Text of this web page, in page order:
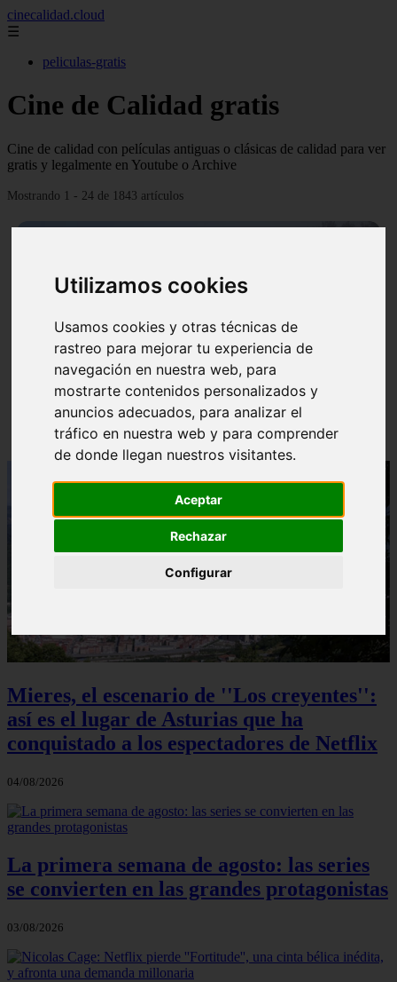
Utilizamos cookies
Usamos cookies y otras técnicas de
rastreo para mejorar tu experiencia de
navegación en nuestra web, para
mostrarte contenidos personalizados y
anuncios adecuados, para analizar el
tráfico en nuestra web y para comprender
de donde llegan nuestros visitantes.
Aceptar
Rechazar
Configurar
cinecalidad.cloud
☰
peliculas-gratis
Cine de Calidad gratis
Cine de calidad con películas antiguas o clásicas de calidad para ver
gratis y legalmente en Youtube o Archive
Mostrando 1 - 24 de 1843 artículos
Solo Las Bestias - Final Explicado
Mieres, el escenario de ''Los creyentes'':
así es el lugar de Asturias que ha
conquistado a los espectadores de Netflix
04/08/2026
La primera semana de agosto: las series
se convierten en las grandes protagonistas
03/08/2026